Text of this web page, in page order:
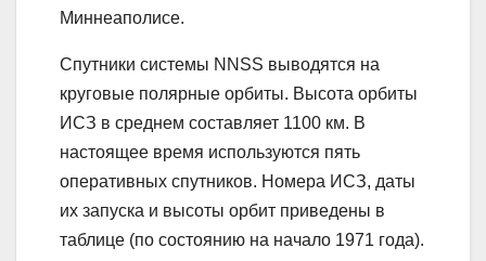
Миннеаполисе.
Спутники системы NNSS выводятся на
круговые полярные орбиты. Высота орбиты
ИСЗ в среднем составляет 1100 км. В
настоящее время используются пять
оперативных спутников. Номера ИСЗ, даты
их запуска и высоты орбит приведены в
таблице (по состоянию на начало 1971 года).